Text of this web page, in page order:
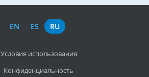
EN ES RU
Условия использования
Конфиденциальность